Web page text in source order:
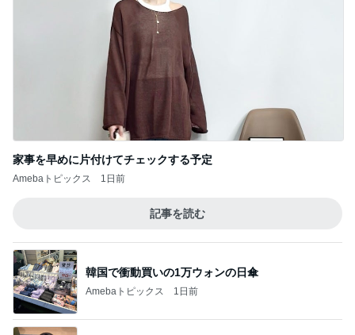
家事を早めに片付けてチェックする予定
Amebaトピックス 1日前
記事を読む
韓国で衝動買いの1万ウォンの日傘
Amebaトピックス 1日前